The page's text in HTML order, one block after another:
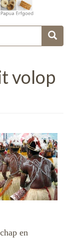
volop
en